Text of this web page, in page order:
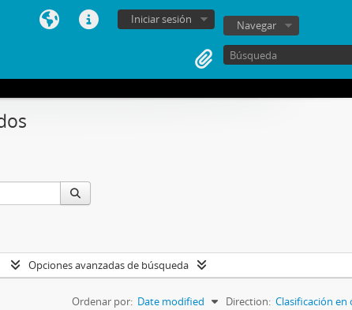
Iniciar sesión Navegar
Opciones avanzadas de búsqueda
Ordenar por: Date modified Direction: Clasificación